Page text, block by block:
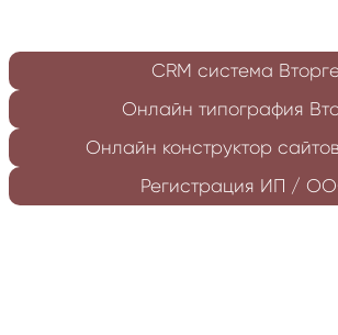
CRM система
Онлайн типография
Онлайн конструктор
Регистрация ИП /